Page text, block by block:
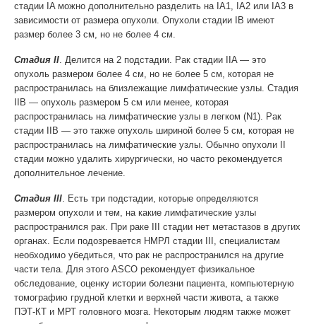
стадии IA можно дополнительно разделить на IA1, IA2 или IA3 в
зависимости от размера опухоли. Опухоли стадии IB имеют
размер более 3 см, но не более 4 см.
Стадия II. Делится на 2 подстадии. Рак стадии IIA — это
опухоль размером более 4 см, но не более 5 см, которая не
распространилась на близлежащие лимфатические узлы. Стадия
IIB — опухоль размером 5 см или менее, которая
распространилась на лимфатические узлы в легком (N1). Рак
стадии IIB — это также опухоль шириной более 5 см, которая не
распространилась на лимфатические узлы. Обычно опухоли II
стадии можно удалить хирургически, но часто рекомендуется
дополнительное лечение.
Стадия III. Есть три подстадии, которые определяются
размером опухоли и тем, на какие лимфатические узлы
распространился рак. При раке III стадии нет метастазов в других
органах. Если подозревается НМРЛ стадии III, специалистам
необходимо убедиться, что рак не распространился на другие
части тела. Для этого ASCO рекомендует физикальное
обследование, оценку истории болезни пациента, компьютерную
томографию грудной клетки и верхней части живота, а также
ПЭТ-КТ и МРТ головного мозга. Некоторым людям также может